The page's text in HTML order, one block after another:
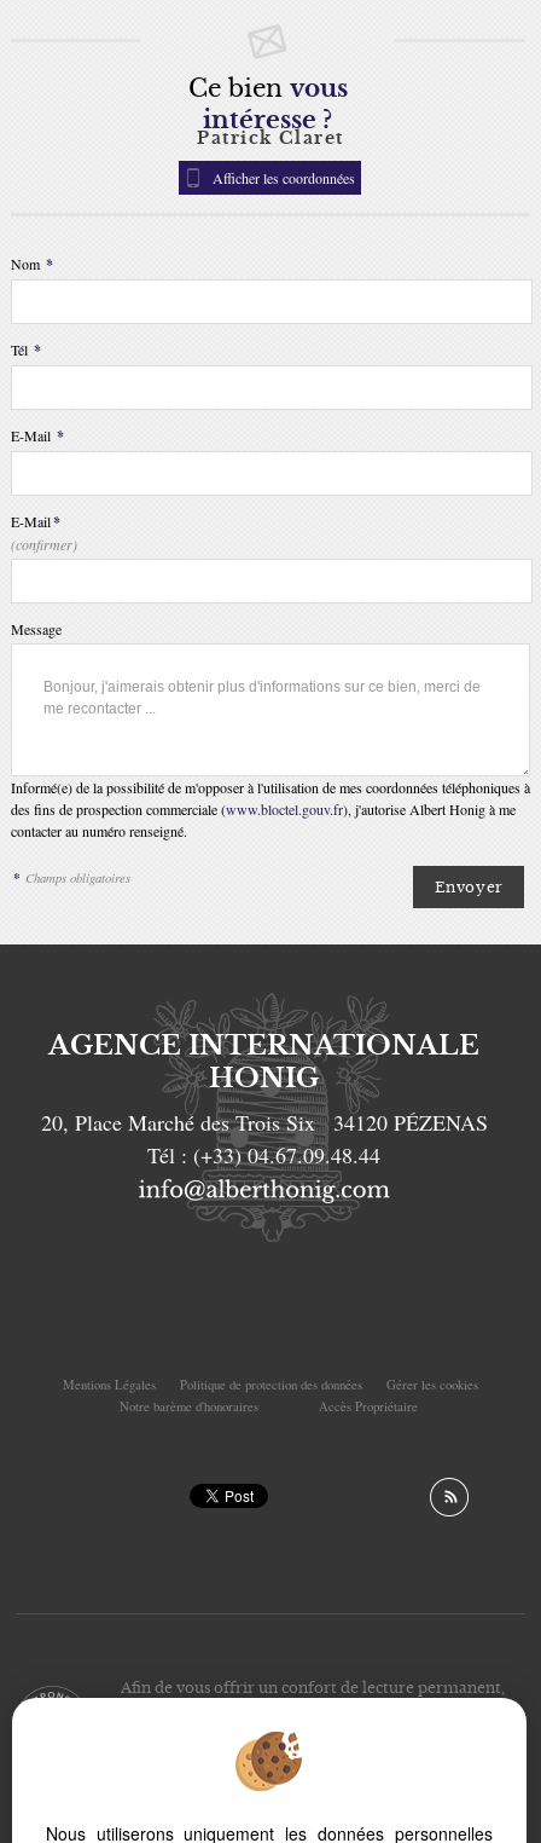
Ce bien vous
intéresse ?
Patrick Claret
Afficher les coordonnées
Nom *
Tél *
E-Mail *
E-Mail*
(confirmer)
Message
Informé(e) de la possibilité de m'opposer à l'utilisation de mes coordonnées téléphoniques à
des fins de prospection commerciale (www.bloctel.gouv.fr), j'autorise Albert Honig à me
contacter au numéro renseigné.
* Champs obligatoires
AGENCE INTERNATIONALE
HONIG
20, Place Marché des Trois Six 34120 PÉZENAS
Tél : (+33) 04.67.09.48.44
Mentions Légales Politique de protection des données
Gérer les cookies
Notre barème d'honoraires
Accès Propriétaire
Afin de vous offrir un confort de lecture permanent,
notre site s’adapte automatiquement aux différents types
d'écrans
Nous utiliserons uniquement les données personnelles